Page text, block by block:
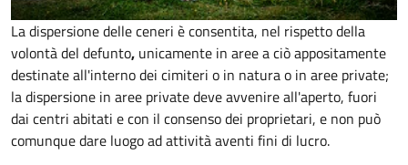
La dispersione delle ceneri è consentita, nel rispetto della
volontà del defunto, unicamente in aree a ciò appositamente
destinate all'interno dei cimiteri o in natura o in aree private;
la dispersione in aree private deve avvenire all'aperto, fuori
dai centri abitati e con il consenso dei proprietari, e non può
comunque dare luogo ad attività aventi fini di lucro.